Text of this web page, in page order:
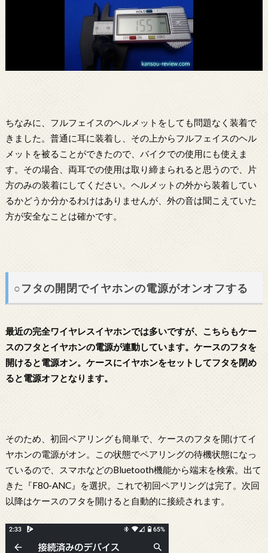
ちなみに、フルフェイスのヘルメットをしても問題なく装着で
きました。普通に耳に装着し、その上からフルフェイスのヘル
メットを被ることができたので、バイクでの使用にも使えま
す。その場合、両耳での使用は取り締まられると思うので、片
方のみの装着にしてください。ヘルメットの外から装着してい
るかどうか分かるわけはありませんが、外の音は聞こえていた
方が安全なことは確かです。
○フタの開閉でイヤホンの電源がオンオフする
最近の完全ワイヤレスイヤホンでは多いですが、こちらもケー
スのフタとイヤホンの電源が連動しています。ケースのフタを
開けると電源オン。ケースにイヤホンをセットしてフタを閉め
ると電源オフとなります。
そのため、初回ペアリングも簡単で、ケースのフタを開けてイ
ヤホンの電源がオン。この状態でペアリングの待機状態になっ
ているので、スマホなどのBluetooth機能から端末を検索。出て
きた『F80-ANC』を選択。これで初回ペアリングは完了。次回
以降はケースのフタを開けると自動的に接続されます。